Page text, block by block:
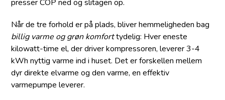
presser COP ned og slitagen op.
Når de tre forhold er på plads, bliver hemmeligheden bag
billig varme og grøn komforttydelig: Hver eneste
kilowatt-time el, der driver kompressoren, leverer 3-4
kWh nyttig varme ind i huset. Det er forskellen mellem
dyr direkte elvarme og den varme, en effektiv
varmepumpe leverer.